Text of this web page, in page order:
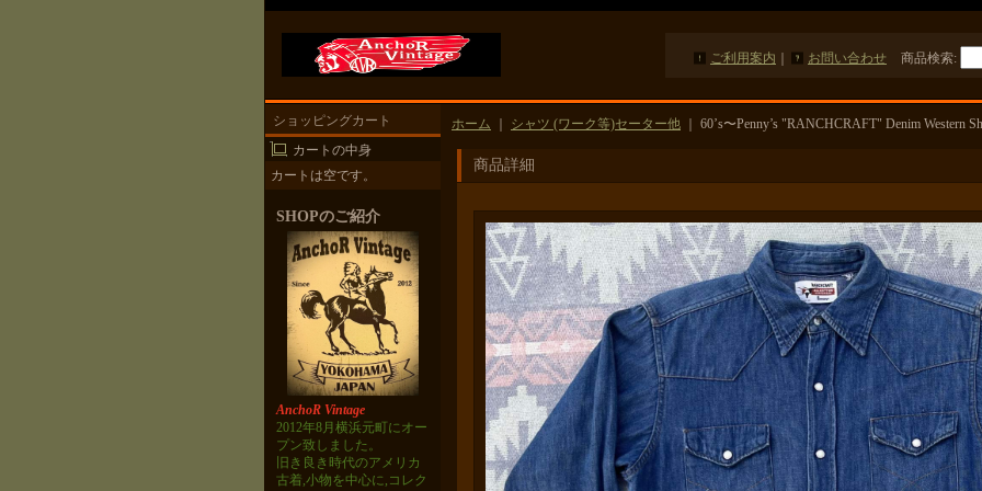
ご利用案内 お問い合わせ 商品検索:
ショッピングカート
カートの中身
カートは空です。
SHOPのご紹介
AnchoR Vintage
2012年8月横浜元町にオー
プン致しました。
旧き良き時代のアメリカ
古着,小物を中心に,コレク
ホーム シャツ (ワーク等)セーター他 60’s〜Penny’s "RANCHCRAFT" Denim Western
商品詳細